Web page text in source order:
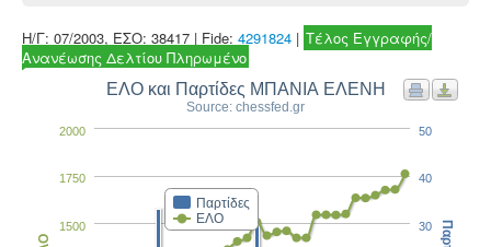
Η/Γ: 07/2003, ΕΣΟ: 38417 | Fide: 4291824 | Τέλος Εγγραφής/
Ανανέωσης Δελτίου Πληρωμένο
ΕΛΟ και Παρτίδες ΜΠΑΝΙΑ ΕΛΕΝΗ
Source: chessfed.gr
Παρτίδες
ΕΛΟ
1500
1750
2000
30
40
50